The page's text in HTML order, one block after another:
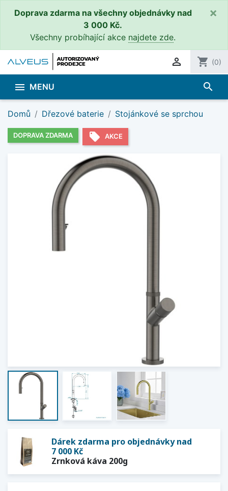
Doprava zdarma na všechny objednávky nad
3 000 Kč.
Všechny probíhající akce najdete zde.
×
 shopping_cart (0)
 MENU search
Domů Dřezové baterie Stojánkové se sprchou
DOPRAVA ZDARMA local_offer AKCE
Dárek zdarma pro objednávky nad
7 000 Kč
Zrnková káva 200g